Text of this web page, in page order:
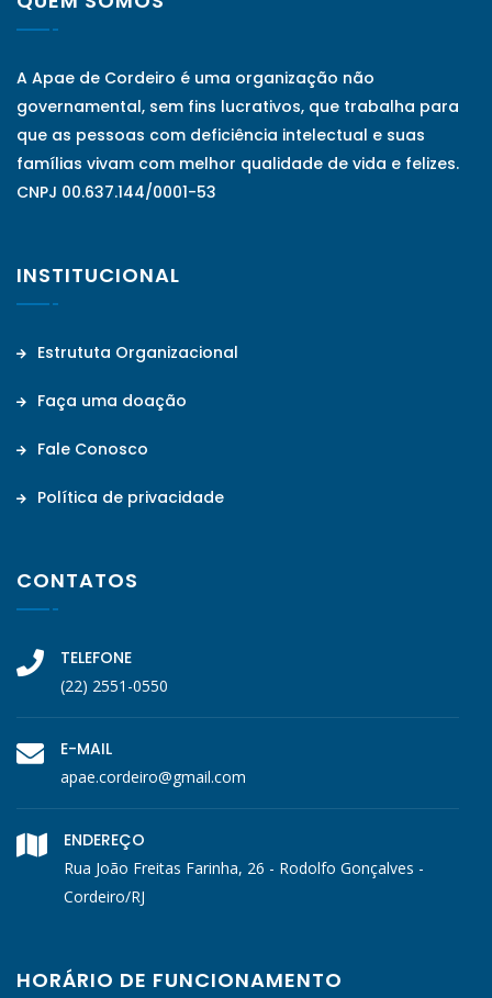
A Apae de Cordeiro é uma organização não
governamental, sem fins lucrativos, que trabalha para
que as pessoas com deficiência intelectual e suas
famílias vivam com melhor qualidade de vida e felizes.
CNPJ 00.637.144/0001-53
INSTITUCIONAL
Estrututa Organizacional
Faça uma doação
Fale Conosco
Política de privacidade
CONTATOS
TELEFONE
(22) 2551-0550
E-MAIL
apae.cordeiro@gmail.com
ENDEREÇO
Rua João Freitas Farinha, 26 - Rodolfo Gonçalves -
Cordeiro/RJ
HORÁRIO DE FUNCIONAMENTO